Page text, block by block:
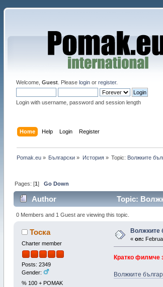
Welcome, Guest. Please loginor register.
Login with username, password and session length
Home Help Login Register
Pomak.eu» Български » История» Topic: Волжките
Pages: [1] Go Down
Author Topic:
0 Members and 1 Guest are viewing this topic.
Тоска
Charter member
Posts: 2349
Gender:
% 100 + POMAK
Волжките
« on:
Кратко филмче
Волжките